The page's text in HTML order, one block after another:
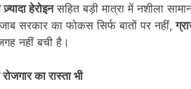
हेरोइनसहित बड़ी मात्रा में नशीला
सरकार का फोकस सिर्फ बातों पर नहीं,
नहीं बची है।
का रास्ता भी